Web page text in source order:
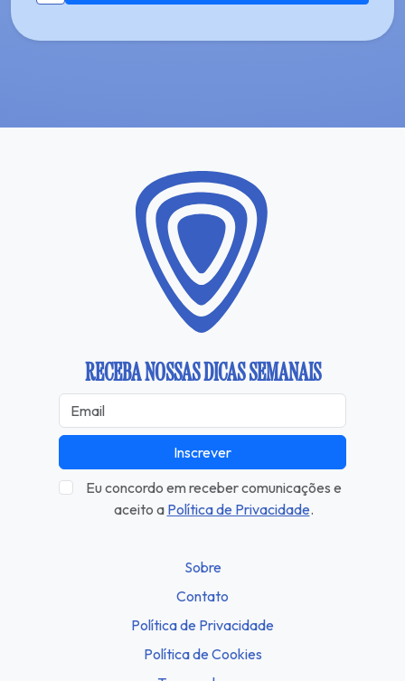
RECEBA NOSSAS DICAS SEMANAIS
Inscrever
Eu concordo em receber comunicações e
aceito a Política de Privacidade.
Sobre
Contato
Política de Privacidade
Política de Cookies